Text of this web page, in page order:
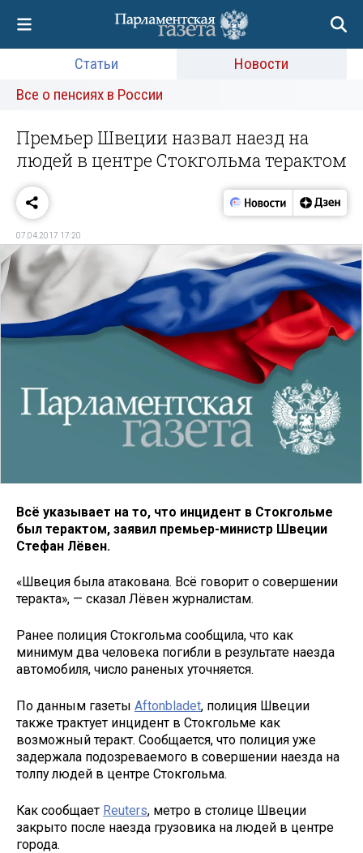
Статьи
Новости
Все о пенсиях в России
Премьер Швеции назвал наезд на
людей в центре Стокгольма терактом
07.04.2017 17:20
Всё указывает на то, что инцидент в Стокгольме
был терактом, заявил премьер-министр Швеции
Стефан Лёвен.
«Швеция была атакована. Всё говорит о совершении
теракта», — сказал Лёвен журналистам.
Ранее полиция Стокгольма сообщила, что как
минимум два человека погибли в результате наезда
автомобиля, число раненых уточняется.
По данным газеты Aftonbladet, полиция Швеции
также трактует инцидент в Стокгольме как
возможный теракт. Сообщается, что полиция уже
задержала подозреваемого в совершении наезда на
толпу людей в центре Стокгольма.
Как сообщает Reuters, метро в столице Швеции
закрыто после наезда грузовика на людей в центре
города.